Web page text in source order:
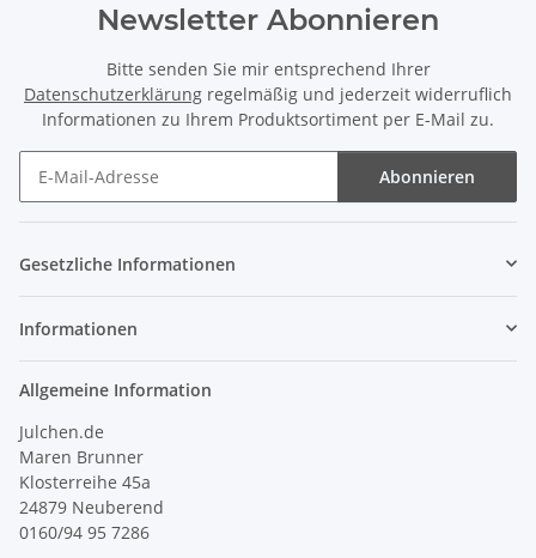
Newsletter Abonnieren
Bitte senden Sie mir entsprechend Ihrer
Datenschutzerklärung regelmäßig und jederzeit widerruflich
Informationen zu Ihrem Produktsortiment per E-Mail zu.
Abonnieren
Gesetzliche Informationen
Informationen
Allgemeine Information
Julchen.de
Maren Brunner
Klosterreihe 45a
24879 Neuberend
0160/94 95 7286